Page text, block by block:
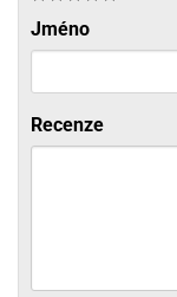
Jméno
Recenze